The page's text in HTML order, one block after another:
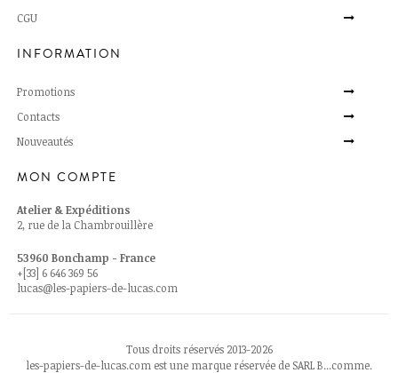
CGU
INFORMATION
Promotions
Contacts
Nouveautés
MON COMPTE
Atelier & Expéditions
2, rue de la Chambrouillère
53960 Bonchamp - France
+[33] 6 646 369 56
lucas@les-papiers-de-lucas.com
Tous droits réservés 2013-2026
les-papiers-de-lucas.com est une marque réservée de SARL B...comme.